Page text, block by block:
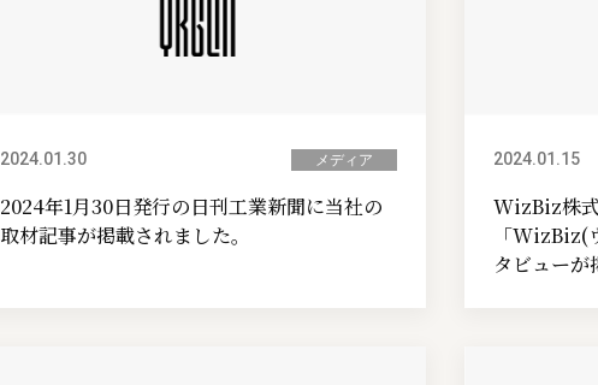
2024.01.30 メディア
2024年1月30日発行の日刊工業新聞に当社の
取材記事が掲載されました。
2024.01.15
WizBiz株
「WizBiz(
タビューが